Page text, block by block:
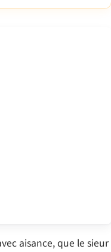
aisance, que le sieur